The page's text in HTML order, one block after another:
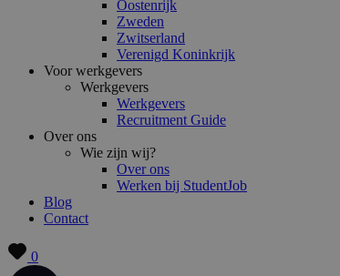
Oostenrijk
Zweden
Zwitserland
Verenigd Koninkrijk
Voor werkgevers
Werkgevers
Werkgevers
Recruitment Guide
Over ons
Wie zijn wij?
Over ons
Werken bij StudentJob
Blog
Contact
0